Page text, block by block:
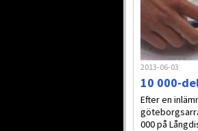
2013-06-03
10 000-
Efter en
000 på